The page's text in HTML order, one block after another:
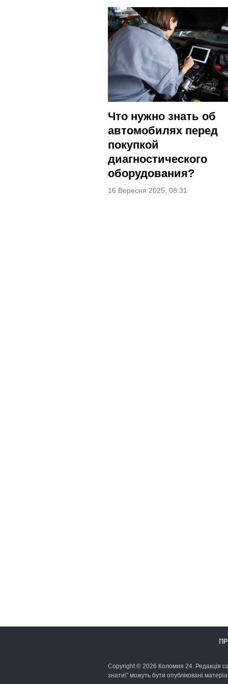
Что нужно знать об
автомобилях перед
покупкой
диагностического
оборудования?
16 Вересня 2025, 08:31
Copyright © 2026 Коломия 24. Редакція
знати\" можуть бути опубліковані